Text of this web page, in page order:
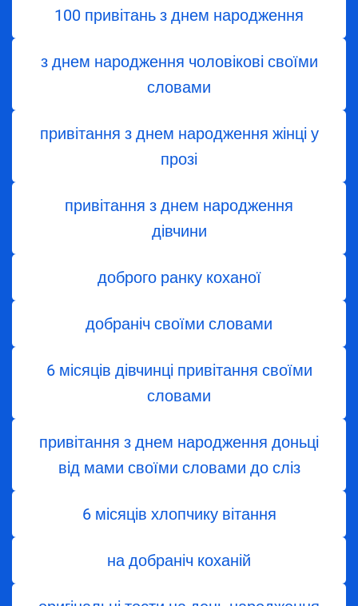
100 привітань з днем народження
з днем народження чоловікові своїми
словами
привітання з днем ​​народження жінці у
прозі
привітання з днем ​​народження
дівчини
доброго ранку коханої
добраніч своїми словами
6 місяців дівчинці привітання своїми
словами
привітання з днем народження доньці
від мами своїми словами до сліз
6 місяців хлопчику вітання
на добраніч коханій